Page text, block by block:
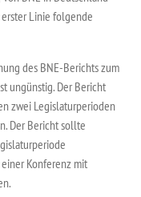
Linie folgende
des BNE-Berichts zum
ungünstig. Der Bericht
zwei Legislaturperioden
Der Bericht sollte
Konferenz mit